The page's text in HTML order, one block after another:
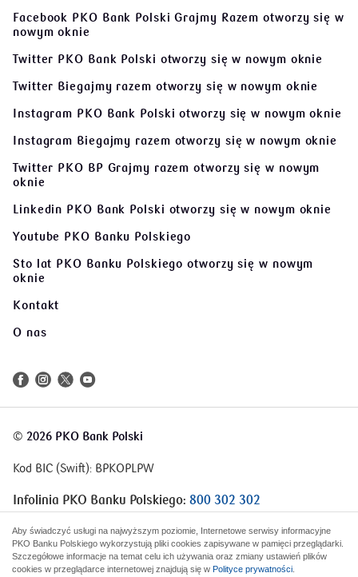
Facebook PKO Bank Polski Grajmy Razemotworzy się w
nowym oknie
Twitter PKO Bank Polski otworzy się w nowym oknie
Twitter Biegajmy razem otworzy się w nowym oknie
Instagram PKO Bank Polski otworzy się w nowym oknie
Instagram Biegajmy razem otworzy się w nowym oknie
Twitter PKO BP Grajmy razem otworzy się w nowym
oknie
Linkedin PKO Bank Polski otworzy się w nowym oknie
Youtube PKO Banku Polskiego
Sto lat PKO Banku Polskiego otworzy się w nowym
oknie
Kontakt
O nas
© 2026 PKO Bank Polski
Kod BIC (Swift): BPKOPLPW
Infolinia PKO Banku Polskiego: 800 302 302
Infolinia Korporacje i Samorządy:801 363 636
Aby świadczyć usługi na najwyższym poziomie, Internetowe serwisy informacyjne
PKO Banku Polskiego wykorzystują pliki cookies zapisywane w pamięci przeglądarki.
Szczegółowe informacje na temat celu ich używania oraz zmiany ustawień plików
cookies w przeglądarce internetowej znajdują się w Polityce prywatności